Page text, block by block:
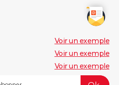
Voir un exemple
Voir un exemple
Voir un exemple